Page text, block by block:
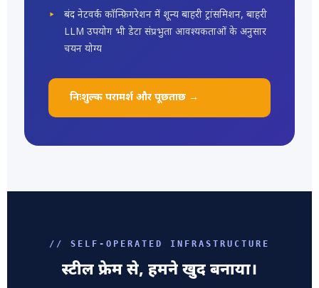
बंद नेटवर्क कॉन्फ़िगरेशन में शून्य बाहरी ट्रांसमिशन, बाहरी
LLM उपयोग भी डेटा संप्रभुता आवश्यकताओं के अनुसार
चयन योग्य
निःशुल्क परामर्श और पूछताछ →
// SELF-OPERATED INFRASTRUCTURE
स्टील फ्रेम से, हमने खुद बनाया।